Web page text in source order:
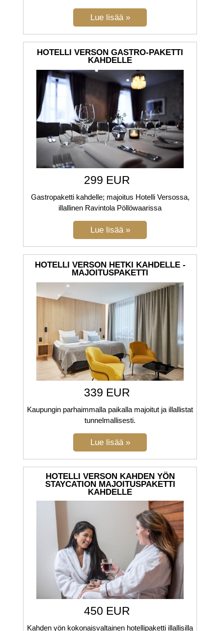
HOTELLI VERSON GASTRO-PAKETTI
KAHDELLE
299 EUR
Gastropaketti kahdelle; majoitus Hotelli Versossa,
illallinen Ravintola Pöllöwaarissa
HOTELLI VERSON HETKI KAHDELLE -
MAJOITUSPAKETTI
339 EUR
Kaupungin parhaimmalla paikalla majoitut ja illallistat
tunnelmallisesti.
HOTELLI VERSON KAHDEN YÖN
STAYCATION MAJOITUSPAKETTI
KAHDELLE
450 EUR
Kahden yön kokonaisvaltainen hotellipaketti illallisilla